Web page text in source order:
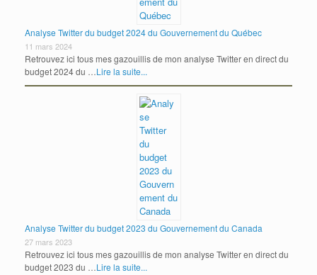
Analyse Twitter du budget 2024 du Gouvernement du Québec
11 mars 2024
Retrouvez ici tous mes gazouillis de mon analyse Twitter en direct du
budget 2024 du …Lire la suite...
Analyse Twitter du budget 2023 du Gouvernement du Canada
27 mars 2023
Retrouvez ici tous mes gazouillis de mon analyse Twitter en direct du
budget 2023 du …Lire la suite...